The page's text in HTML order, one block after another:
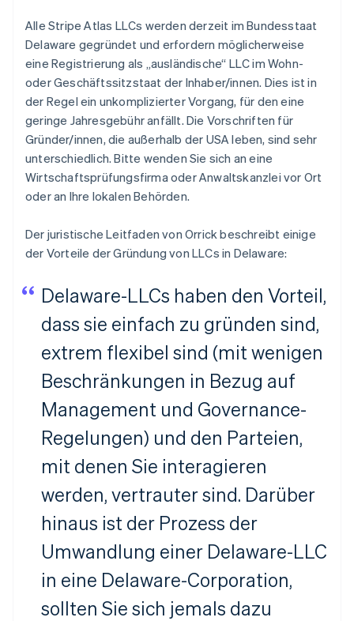
Alle Stripe Atlas LLCs werden derzeit im Bundesstaat
Delaware gegründet und erfordern möglicherweise
eine Registrierung als „ausländische“ LLC im Wohn-
oder Geschäftssitzstaat der Inhaber/innen. Dies ist in
der Regel ein unkomplizierter Vorgang, für den eine
geringe Jahresgebühr anfällt. Die Vorschriften für
Gründer/innen, die außerhalb der USA leben, sind sehr
unterschiedlich. Bitte wenden Sie sich an eine
Wirtschaftsprüfungsfirma oder Anwaltskanzlei vor Ort
oder an Ihre lokalen Behörden.
Der juristische Leitfaden von Orrick beschreibt einige
der Vorteile der Gründung von LLCs in Delaware:
Delaware-LLCs haben den Vorteil,
dass sie einfach zu gründen sind,
extrem flexibel sind (mit wenigen
Beschränkungen in Bezug auf
Management und Governance-
Regelungen) und den Parteien,
mit denen Sie interagieren
werden, vertrauter sind. Darüber
hinaus ist der Prozess der
Umwandlung einer Delaware-LLC
in eine Delaware-Corporation,
sollten Sie sich jemals dazu